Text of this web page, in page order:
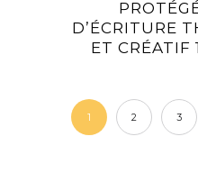
D’ÉCRITURE
ET CRÉATIF
1 2 3